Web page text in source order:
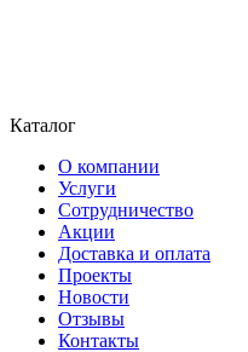
Каталог
О компании
Услуги
Сотрудничество
Акции
Доставка и оплата
Проекты
Новости
Отзывы
Контакты